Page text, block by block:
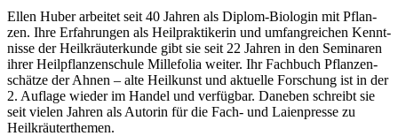
Ellen Huber arbei­tet seit 40 Jah­ren als Diplom-Bio­lo­gin mit Pflan­
zen. Ihre Erfah­run­gen als Heil­prak­ti­ke­rin und umfang­rei­chen Kennt­
nis­se der Heil­kräu­ter­kun­de gibt sie seit 22 Jah­ren in den Semi­na­ren
ihrer Heil­pflan­zen­schu­le Mil­le­fo­lia wei­ter. Ihr Fach­buch Pflan­zen­
schät­ze der Ahnen – alte Heil­kunst und aktu­el­le For­schung ist in der
2. Auf­la­ge wie­der im Han­del und ver­füg­bar. Dane­ben schreibt sie
seit vie­len Jah­ren als Autorin für die Fach- und Lai­en­pres­se zu
Heilkräuterthemen.